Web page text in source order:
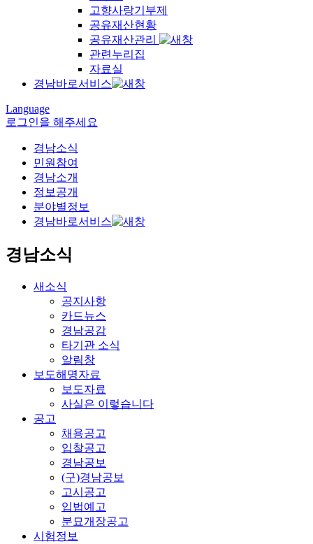
고향사랑기부제
공유재산현황
공유재산관리
관련누리집
자료실
경남바로서비스
Language
로그인을 해주세요
경남소식
민원참여
경남소개
정보공개
분야별정보
경남바로서비스
경남소식
새소식
공지사항
카드뉴스
경남공감
타기관 소식
알림창
보도해명자료
보도자료
사실은 이렇습니다
공고
채용공고
입찰공고
경남공보
(구)경남공보
고시공고
입법예고
분묘개장공고
시험정보